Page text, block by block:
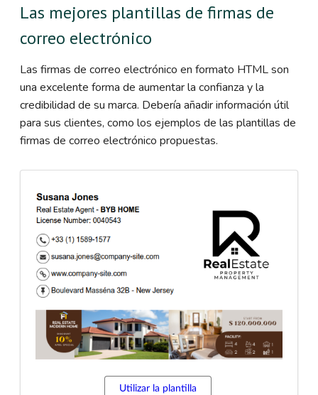
Las mejores plantillas de firmas de
correo electrónico
Las firmas de correo electrónico en formato HTML son
una excelente forma de aumentar la confianza y la
credibilidad de su marca. Debería añadir información útil
para sus clientes, como los ejemplos de las plantillas de
firmas de correo electrónico propuestas.
Utilizar la plantilla